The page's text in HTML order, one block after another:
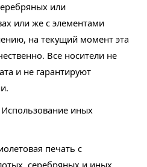
или
или же с элементами
на текущий момент эта
Все носители не
и не гарантируют
иных
печать с
серебряных и иных